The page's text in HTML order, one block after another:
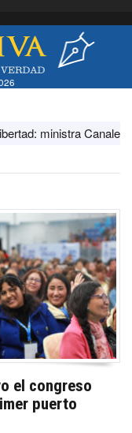
ministra Canales
el congreso
puerto